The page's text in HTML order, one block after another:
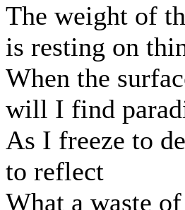
The weight of
is resting on
When the
will I find
As I freeze to
to reflect
What a waste